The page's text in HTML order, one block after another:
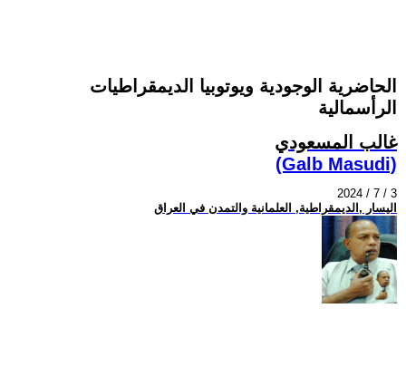
الحاضرية الوجودية ويوتوبيا الديمقراطيات
الرأسمالية
غالب المسعودي
(Galb Masudi)
2024 / 7 / 3
اليسار ,الديمقراطية, العلمانية والتمدن في العراق